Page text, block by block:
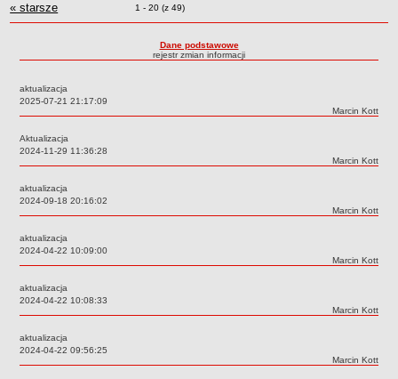
Zespoły Szkół
ARCHIWUM SZKÓŁ I PLACÓWEK
Zlikwidowane gimnazja
Przekształcone szkoły i placówki
Specjalny Ośrodek nr 1
BURSA MIEJSKA
Statut
Majątek
Ogłoszenie
Rejestr zmian treści
« starsze Zmiany o pozycjach
1 - 20 (z 49)
Dane podstawowe
rejestr zmian informacji
aktualizacja
Data:
2025-07-21 21:17:09
Autor:
Marcin Kott
Aktualizacja
Data:
2024-11-29 11:36:28
Autor:
Marcin Kott
aktualizacja
Data:
2024-09-18 20:16:02
Autor:
Marcin Kott
aktualizacja
Data:
2024-04-22 10:09:00
Autor:
Marcin Kott
aktualizacja
Data:
2024-04-22 10:08:33
Autor:
Marcin Kott
aktualizacja
Data:
2024-04-22 09:56:25
Autor:
Marcin Kott